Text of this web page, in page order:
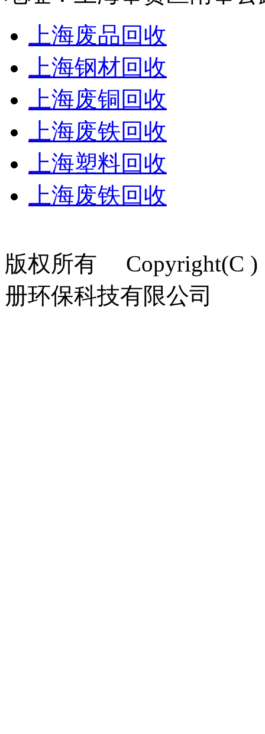
上海废品回收
上海钢材回收
上海废铜回收
上海废铁回收
上海塑料回收
上海废铁回收
版权所有 Copyright(C
册环保科技有限公司